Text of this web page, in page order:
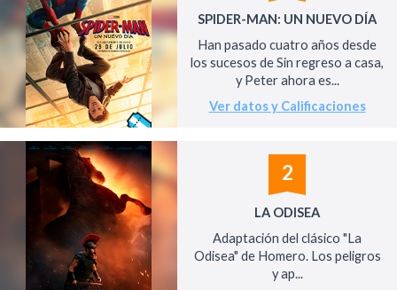
SPIDER-MAN: UN NUEVO DÍA
Han pasado cuatro años desde
los sucesos de Sin regreso a casa,
y Peter ahora es...
Ver datos y Calificaciones
2
LA ODISEA
Adaptación del clásico "La
Odisea" de Homero. Los peligros
y ap...